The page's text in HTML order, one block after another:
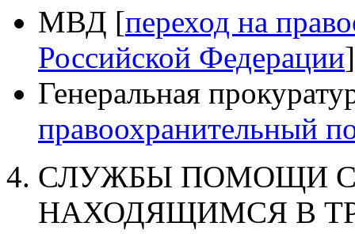
МВД [переход на
Российской Федерации]
Генеральная
правоохранительный
СЛУЖБЫ ПОМОЩИ
НАХОДЯЩИМСЯ В